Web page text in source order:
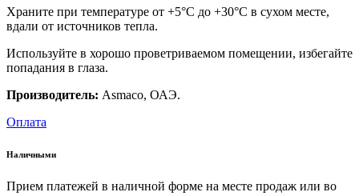
Храните при температуре от +5°C до +30°C в сухом месте,
вдали от источников тепла.
Используйте в хорошо проветриваемом помещении, избегайте
попадания в глаза.
Производитель: Asmaco, ОАЭ.
Оплата
Наличными
Прием платежей в наличной форме на месте продаж или во